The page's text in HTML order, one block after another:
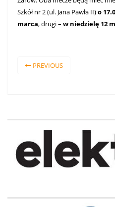
Szkół nr 2 (ul. Jana Pawła II)o
marca, drugi – w niedzielę 12
PREVIOUS